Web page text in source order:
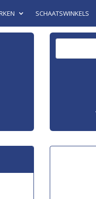
SCHAATSWINKELS